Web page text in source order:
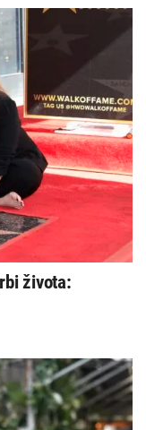
života: